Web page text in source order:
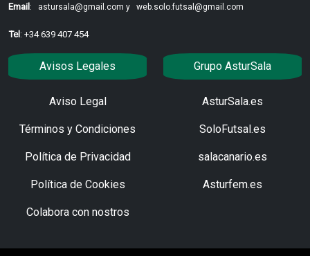
Email: astursala@gmail.com y web.solo.futsal@gmail.com
Tel: +34 639 407 454
Avisos Legales
Aviso Legal
Términos y Condiciones
Política de Privacidad
Política de Cookies
Colabora con nostros
Grupo AsturSala
AsturSala.es
SoloFutsal.es
salacanario.es
Asturfem.es